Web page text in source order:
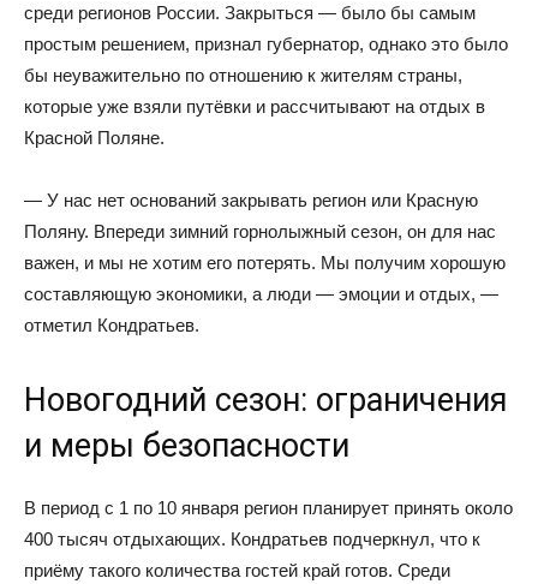
среди регионов России. Закрыться — было бы самым
простым решением, признал губернатор, однако это было
бы неуважительно по отношению к жителям страны,
которые уже взяли путёвки и рассчитывают на отдых в
Красной Поляне.
— У нас нет оснований закрывать регион или Красную
Поляну. Впереди зимний горнолыжный сезон, он для нас
важен, и мы не хотим его потерять. Мы получим хорошую
составляющую экономики, а люди — эмоции и отдых, —
отметил Кондратьев.
Новогодний сезон: ограничения
и меры безопасности
В период с 1 по 10 января регион планирует принять около
400 тысяч отдыхающих. Кондратьев подчеркнул, что к
приёму такого количества гостей край готов. Среди